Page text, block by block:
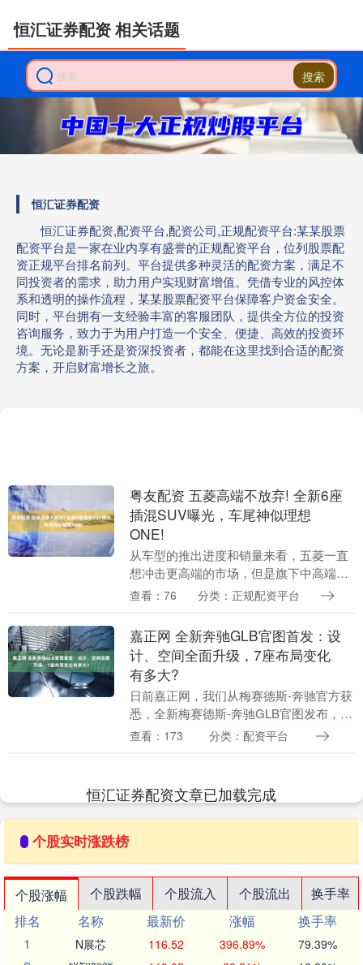
搜索
恒汇证券配资
恒汇证券配资,配资平台,配资公司,正规配资平台:某某股票
配资平台是一家在业内享有盛誉的正规配资平台，位列股票配
资正规平台排名前列。平台提供多种灵活的配资方案，满足不
同投资者的需求，助力用户实现财富增值。凭借专业的风控体
系和透明的操作流程，某某股票配资平台保障客户资金安全。
同时，平台拥有一支经验丰富的客服团队，提供全方位的投资
咨询服务，致力于为用户打造一个安全、便捷、高效的投资环
境。无论是新手还是资深投资者，都能在这里找到合适的配资
方案，开启财富增长之旅。
恒汇证券配资 相关话题
粤友配资 五菱高端不放弃! 全新6座
插混SUV曝光，车尾神似理想
ONE!
从车型的推出进度和销量来看，五菱一直
想冲击更高端的市场，但是旗下中高端车
型表现比较一般，销量支柱还是以MINI
款全新SU....
查看：76 分类：正规配资平台
嘉正网 全新奔驰GLB官图首发：设
计、空间全面升级，7座布局变化
有多大?
日前嘉正网，我们从梅赛德斯-奔驰官方获
悉，全新梅赛德斯-奔驰GLB官图发布，作
为豪华紧凑型SUV市场中兼顾家庭、多场
查看：173 分类：配资平台
恒汇证券配资文章已加载完成
个股实时涨跌榜
个股涨幅 个股跌幅 个股流入 个股流出
换手率
排名
名称 最新价 涨幅
换手率
1
N展芯 116.52 396.89% 79.39%